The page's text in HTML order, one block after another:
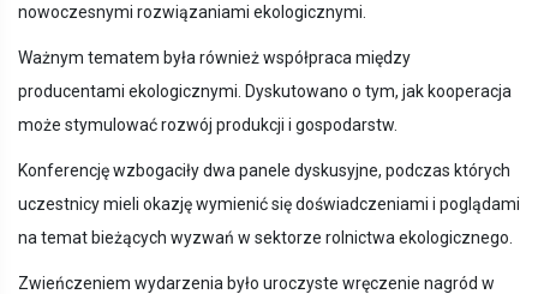
nowoczesnymi rozwiązaniami ekologicznymi.
Ważnym tematem była również współpraca między
producentami ekologicznymi. Dyskutowano o tym, jak kooperacja
może stymulować rozwój produkcji i gospodarstw.
Konferencję wzbogaciły dwa panele dyskusyjne, podczas których
uczestnicy mieli okazję wymienić się doświadczeniami i poglądami
na temat bieżących wyzwań w sektorze rolnictwa ekologicznego.
Zwieńczeniem wydarzenia było uroczyste wręczenie nagród w